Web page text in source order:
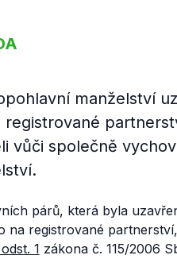
manželství
vůči společně
párů, která byla
na registrované
1 zákona č. 115/2006